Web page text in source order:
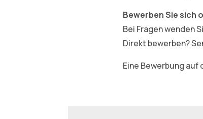
Bewerben Sie sich
Bei Fragen wenden
Direkt bewerben?
Eine Bewerbung